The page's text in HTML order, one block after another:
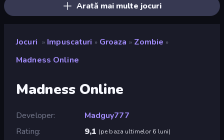
Arată mai multe jocuri
Jocuri » Impuscaturi » Groaza » Zombie »
Madness Online
Madness Online
Developer
Madguy777
Rating
9,1 (pe baza ultimelor 6 luni)